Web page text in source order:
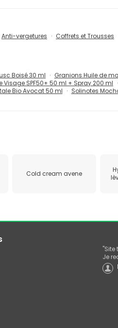
Anti-vergetures Coffrets et Trousses
Boisé 30 ml Granions Huile de
Visage SPF50+ 50 ml + Spray 200 ml
Bio Avocat 50 ml
Solinotes
Cold cream avene
"Site
Je